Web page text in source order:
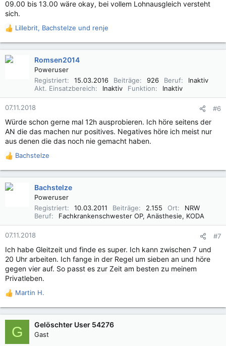
09.00 bis 13.00 wäre okay, bei vollem Lohnausgleich versteht
sich.
R
e
a
k
e
:
Lillebrit, Bachstelze und renje
Romsen2014
Poweruser
Registriert
15.03.2016 Beiträge 926 Beruf
Inaktiv
Akt. Einsatzbereich
Inaktiv Funktion Inaktiv
07.11.2018 #6
Würde schon gerne mal 12h ausprobieren. Ich höre seitens der
AN die das machen nur positives. Negatives höre ich meist nur
aus denen die das noch nie gemacht haben.
R
e
a
k
e
:
Bachstelze
Bachstelze
Poweruser
Registriert
10.03.2011 Beiträge 2.155 Ort
NRW
Beruf
Fachkrankenschwester OP, Anästhesie, KODA
07.11.2018 #7
Ich habe Gleitzeit und finde es super. Ich kann zwischen 7 und
20 Uhr arbeiten. Ich fange in der Regel um sieben an und höre
gegen vier auf. So passt es zur Zeit am besten zu meinem
Privatleben.
R
e
a
Martin H.
G Gelöschter User 54276
Gast